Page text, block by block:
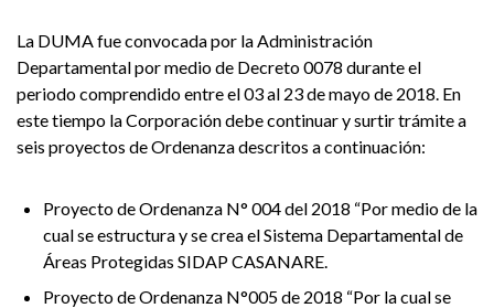
La DUMA fue convocada por la Administración
Departamental por medio de Decreto 0078 durante el
periodo comprendido entre el 03 al 23 de mayo de 2018. En
este tiempo la Corporación debe continuar y surtir trámite a
seis proyectos de Ordenanza descritos a continuación:
Proyecto de Ordenanza N° 004 del 2018 “Por medio de la
cual se estructura y se crea el Sistema Departamental de
Áreas Protegidas SIDAP CASANARE.
Proyecto de Ordenanza N°005 de 2018 “Por la cual se